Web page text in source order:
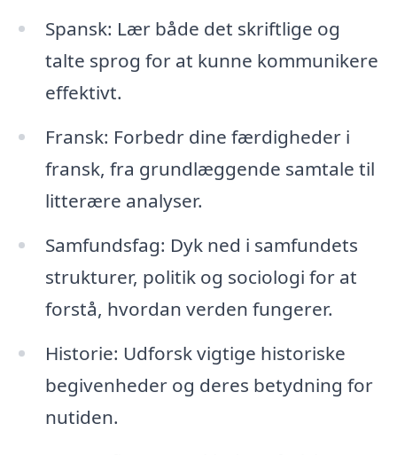
Spansk: Lær både det skriftlige og
talte sprog for at kunne kommunikere
effektivt.
Fransk: Forbedr dine færdigheder i
fransk, fra grundlæggende samtale til
litterære analyser.
Samfundsfag: Dyk ned i samfundets
strukturer, politik og sociologi for at
forstå, hvordan verden fungerer.
Historie: Udforsk vigtige historiske
begivenheder og deres betydning for
nutiden.